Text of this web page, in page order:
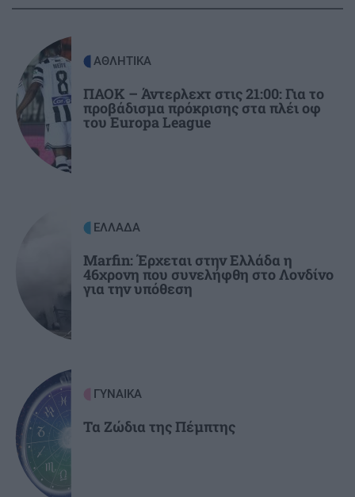
Θρίλερ στην Ελούντα: Αστυνομικοί έσωσαν την
να πέσει στο κενό
07:35
ΚΟΙΝΩΝΙΑ
Κυψέλη: «Την είδα πεσμένη στο μπάνιο… δεν
απαντούσε», λέει ο 26χρονος που αρνείται ότι
σκότωσε
Σεισμική δόνηση 3,6 Ρίχτερ τα ξημερώματα
GOSSIP - LIFESTYLE
Με θέα τα Χανιά (φωτο)
Τραγωδία στη Βόρεια Καρολίνα: Τρεις νεκροί
από ενδοοικογενειακούς πυροβολισμούς –
Ανάμεσά τους και ο δράστης
ΑΘΛΗΤΙΚΑ
ΠΑΟΚ – Άντερλεχτ στις 21:00: Για το
προβάδισμα πρόκρισης στα πλέι οφ
του Europa League
ΕΛΛΑΔΑ
Marfin: Έρχεται στην Ελλάδα η
46χρονη που συνελήφθη στο Λονδίνο
για την υπόθεση
ΓΥΝΑΙΚΑ
Τα Ζώδια της Πέμπτης